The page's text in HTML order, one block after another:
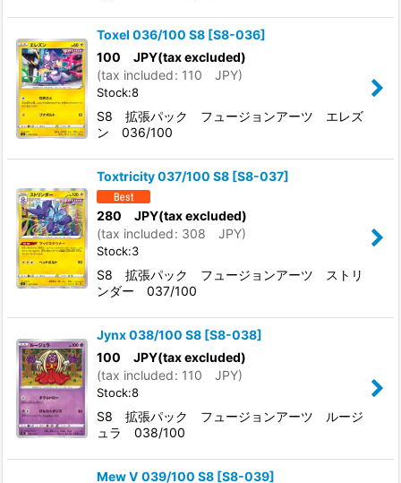
Toxel 036/100 S8 [S8-036]
100 JPY(tax excluded)
(tax included: 110 JPY)
Stock:8
S8 拡張パック フュージョンアーツ エレズ
ン 036/100
Toxtricity 037/100 S8 [S8-037]
280 JPY(tax excluded)
(tax included: 308 JPY)
Stock:3
S8 拡張パック フュージョンアーツ ストリ
ンダー 037/100
Jynx 038/100 S8 [S8-038]
100 JPY(tax excluded)
(tax included: 110 JPY)
Stock:8
S8 拡張パック フュージョンアーツ ルージ
ュラ 038/100
Mew V 039/100 S8 [S8-039]